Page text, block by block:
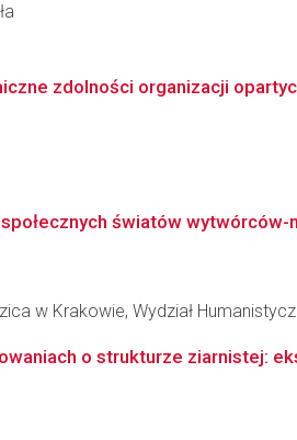
zdolności organizacji
światów
w Krakowie, Wydział
o strukturze ziarnistej: